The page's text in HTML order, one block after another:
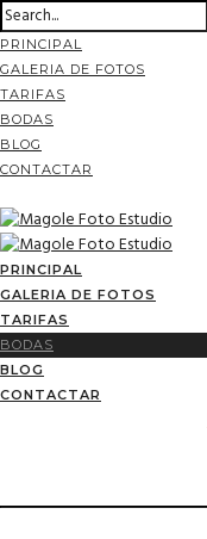
PRINCIPAL
GALERIA DE FOTOS
TARIFAS
BODAS
BLOG
CONTACTAR
PRINCIPAL
GALERIA DE FOTOS
TARIFAS
BODAS
BLOG
CONTACTAR